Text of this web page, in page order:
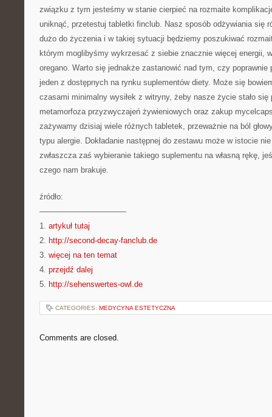
związku z tym jesteśmy w stanie cierpieć na rozmaite
uniknąć, przetestuj tabletki finclub. Nasz sposób odżywiania się
dużo do życzenia i w takiej sytuacji będziemy poszukiwać
którym moglibyśmy wykrzesać z siebie znacznie więcej energii,
oregano. Warto się jednakże zastanowić nad tym, czy poprawnie
jeden z dostępnych na rynku suplementów diety. Może się
czasami minimalny wysiłek z witryny, żeby nasze życie stało się
metamorfoza przyzwyczajeń żywieniowych oraz zakup
zażywamy dzisiaj wiele różnych tabletek, przeważnie na ból
typu alergie. Dokładanie następnej do zestawu może w istocie
zwłaszcza zaś wybieranie takiego suplementu na własną rękę,
czego nam brakuje.
źródło:
———————————
1. artykuł tutaj
2. http://second-decay-fanclub.de
3. więcej na ten temat
4. przejdź dalej
5. http://sehenswertes-owl.de
CATEGORIES: MEDYCYNA ESTETYCZNA
Comments are closed.